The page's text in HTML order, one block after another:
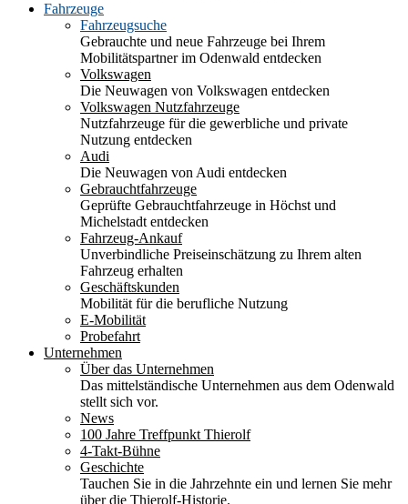
Fahrzeuge
Fahrzeugsuche
Gebrauchte und neue Fahrzeuge bei Ihrem
Mobilitätspartner im Odenwald entdecken
Volkswagen
Die Neuwagen von Volkswagen entdecken
Volkswagen Nutzfahrzeuge
Nutzfahrzeuge für die gewerbliche und private
Nutzung entdecken
Audi
Die Neuwagen von Audi entdecken
Gebrauchtfahrzeuge
Geprüfte Gebrauchtfahrzeuge in Höchst und
Michelstadt entdecken
Fahrzeug-Ankauf
Unverbindliche Preiseinschätzung zu Ihrem alten
Fahrzeug erhalten
Geschäftskunden
Mobilität für die berufliche Nutzung
E-Mobilität
Probefahrt
Unternehmen
Über das Unternehmen
Das mittelständische Unternehmen aus dem Odenwald
stellt sich vor.
News
100 Jahre Treffpunkt Thierolf
4-Takt-Bühne
Geschichte
Tauchen Sie in die Jahrzehnte ein und lernen Sie mehr
über die Thierolf-Historie.